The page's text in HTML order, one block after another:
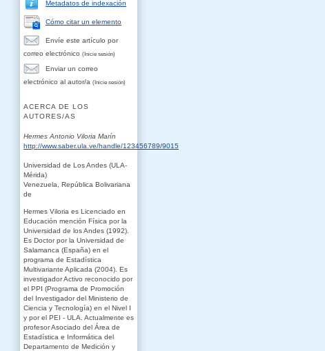
Metadatos de indexación
Cómo citar un elemento
Envíe este artículo por
correo electrónico (Inicie sesión)
Enviar un correo
electrónico al autor/a (Inicie sesión)
ACERCA DE LOS
AUTORES/AS
Hermes Antonio Viloria Marín
http://www.saber.ula.ve/handle/123456789/9015
Universidad de Los Andes (ULA-
Mérida)
Venezuela, República Bolivariana
de
Hermes Viloria es Licenciado en
Educación mención Física por la
Universidad de los Andes (1992).
Es Doctor por la Universidad de
Salamanca (España) en el
programa de Estadística
Multivariante Aplicada (2004). Es
investigador Activo reconocido por
el PPI (Programa de Promoción
del Investigador del Ministerio de
Ciencia y Tecnología) en el Nivel I
y por el PEI - ULA. Actualmente es
profesor Asociado del Área de
Estadística e Informática del
Departamento de Medición y